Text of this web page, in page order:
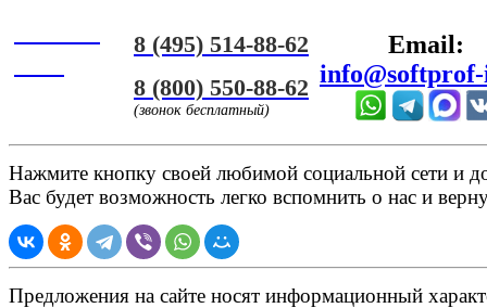
8 (495) 514-88-62
8 (800) 550-88-62
(звонок бесплатный)
Email:
Нажмите кнопку своей любимой социальной сети и
Вас будет возможность легко вспомнить о нас и
Предложения на сайте носят информационный